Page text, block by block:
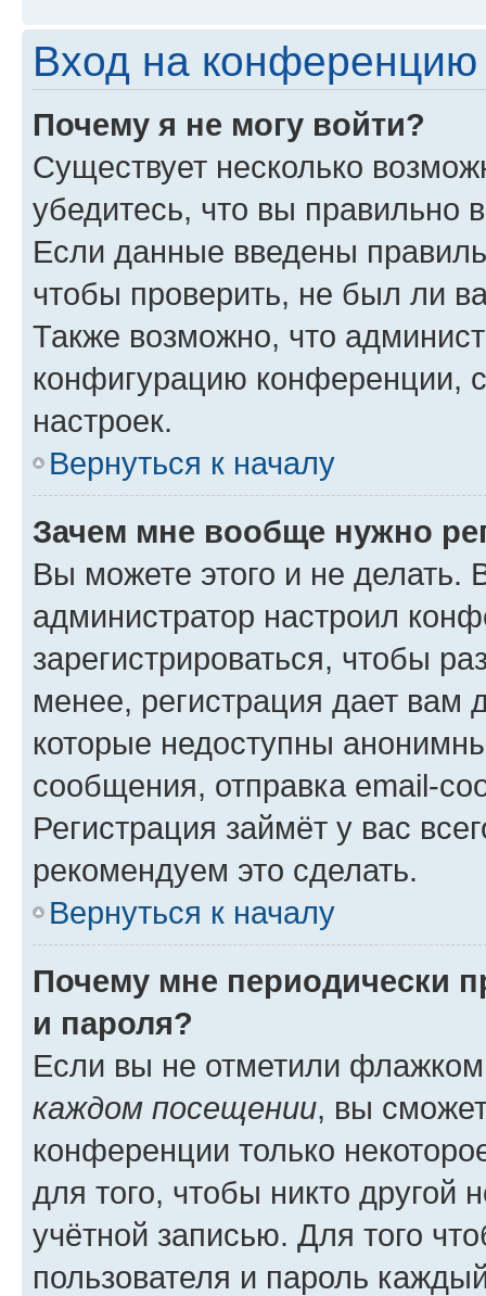
Вход на конференцию
Почему я не могу войти?
Существует несколько
убедитесь, что вы правильно
Если данные введены
чтобы проверить, не был ли
Также возможно, что
конфигурацию конференции,
настроек.
Вернуться к началу
Зачем мне вообще нужно
Вы можете этого и не делать.
администратор настроил
зарегистрироваться, чтобы
менее, регистрация дает вам
которые недоступны
сообщения, отправка email-
Регистрация займёт у вас
рекомендуем это сделать.
Вернуться к началу
Почему мне периодически
и пароля?
Если вы не отметили
каждом посещении, вы
конференции только
для того, чтобы никто другой
учётной записью. Для того
пользователя и пароль